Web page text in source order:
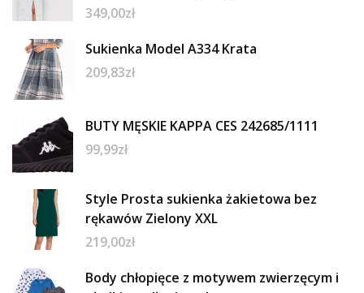
349,00zł
Sukienka Model A334 Krata
209,83zł
BUTY MĘSKIE KAPPA CES 242685/1111
99,99zł
Style Prosta sukienka żakietowa bez
rękawów Zielony XXL
219,00zł
Body chłopięce z motywem zwierzęcym i